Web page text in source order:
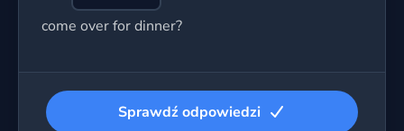
come over for dinner?
Sprawdź odpowiedzi